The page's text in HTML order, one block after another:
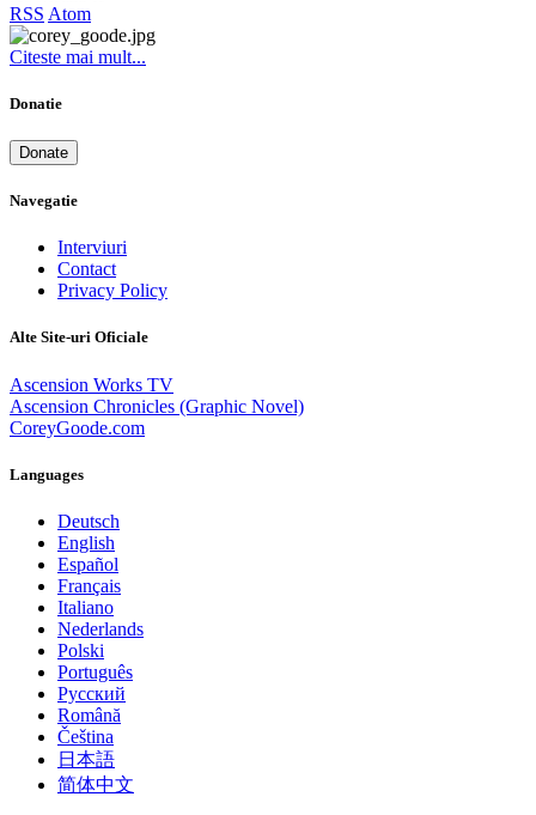
RSS Atom
Citeste mai mult...
Donatie
Donate
Navegatie
Interviuri
Contact
Privacy Policy
Alte Site-uri Oficiale
Ascension Works TV
Ascension Chronicles (Graphic Novel)
CoreyGoode.com
Languages
Deutsch
English
Español
Français
Italiano
Nederlands
Polski
Português
Pусский
Română
Čeština
日本語
简体中文